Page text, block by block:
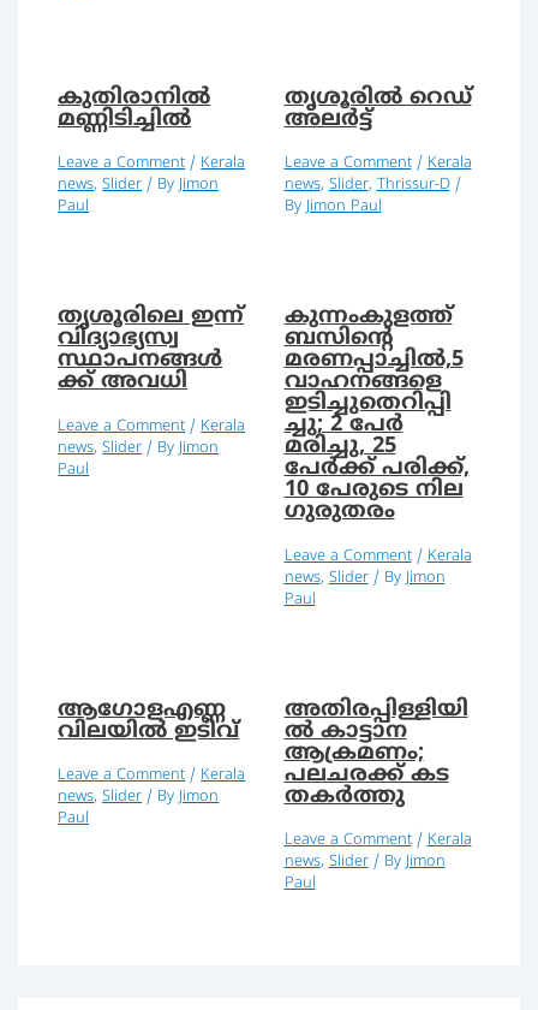
കുതിരാനിൽ
മണ്ണിടിച്ചിൽ
Leave a Comment /Kerala
news,Slider/ ByJimon
Paul
തൃശൂരിൽ റെഡ്
അലർട്ട്
Leave a Comment /Kerala
news,Slider,Thrissur-D/
ByJimon Paul
തൃശൂരിലെ ഇന്ന്
വിദ്യാഭ്യസ്വ
സ്ഥാപനങ്ങൾ
ക്ക് അവധി
Leave a Comment / Kerala
news,Slider / By Jimon
Paul
കുന്നംകുളത്ത്
ബസിന്റെ
മരണപ്പാച്ചില്‍,5
വാഹനങ്ങളെ
ഇടിച്ചുതെറിപ്പി
ച്ചു; 2 പേർ
മരിച്ചു, 25
പേര്‍ക്ക് പരിക്ക്,
10 പേരുടെ നില
ഗുരുതരം
Leave a Comment / Kerala
news, Slider/ By Jimon
Paul
ആഗോളഎണ്ണ
വിലയില്‍ ഇടിവ്
Leave a Comment / Kerala
news,Slider / By Jimon
Paul
അതിരപ്പിള്ളിയി
ല്‍ കാട്ടാന
ആക്രമണം;
പലചരക്ക് കട
തകര്‍ത്തു
Leave a Comment / Kerala
news, Slider/ By Jimon
Paul